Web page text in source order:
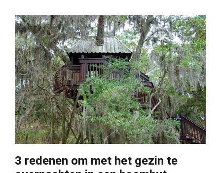
3 redenen om met het gezin te